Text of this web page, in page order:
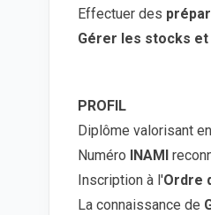
Effectuer des
Gérer les stocks
PROFIL
Diplôme valorisant en
Numéro INAMI
Inscription à l'Ordre
La connaissance de